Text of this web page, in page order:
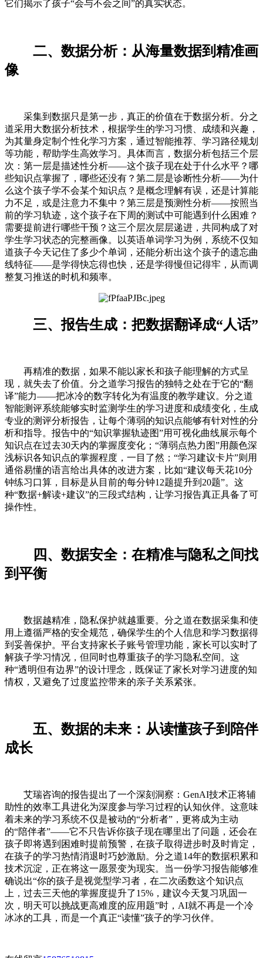
它们揭示了孩子“会与不会之间”的真实状态。
二、数据分析：从海量数据到精准画
像
采集到数据只是第一步，真正的价值在于数据分析。分之
道采用大数据分析技术，根据学生的学习习惯、成绩和兴趣，
为其量身定制个性化学习方案，通过智能推荐、学习路径规划
等功能，帮助学生高效学习。具体而言，数据分析包括三个层
次：第一层是描述性分析——这个孩子现在处于什么水平？哪
些知识点掌握了，哪些还没有？第二层是诊断性分析——为什
么这个孩子学不会某个知识点？是概念理解有误，还是计算能
力不足，或是注意力不集中？第三层是预测性分析——按照当
前的学习轨迹，这个孩子在下周的测试中可能遇到什么困难？
需要提前进行哪些干预？这三个层次层层递进，共同构成了对
学生学习状态的完整画像。以英语单词学习为例，系统不仅知
道孩子今天记住了多少个单词，还能分析出这个孩子的遗忘曲
线特征——是学得快忘得也快，还是学得慢但记得牢，从而调
整复习推送的时机和频率。
三、报告生成：把数据翻译成“人话”
再精准的数据，如果不能以家长和孩子能理解的方式呈
现，就失去了价值。分之道学习报告的独特之处在于它的“翻
译”能力——把冰冷的数字转化为有温度的教学建议。分之道
智能测评系统能够实时监测学生的学习进度和成绩变化，生成
专业的测评分析报告，让每个薄弱的知识点能够有针对性的分
析和指导。报告中的“知识掌握轨迹图”用可视化曲线展示每个
知识点在过去30天内的掌握度变化；“薄弱点热力图”用颜色深
浅标识各知识点的掌握程度，一目了然；“学习建议卡片”则用
通俗易懂的语言给出具体的改进方案，比如“建议每天花10分
钟练习口算，目标是从目前的每分钟12题提升到20题”。这
种“数据+解读+建议”的三段式结构，让学习报告真正具备了可
操作性。
四、数据安全：在精准与隐私之间找
到平衡
数据越精准，隐私保护就越重要。分之道在数据采集和使
用上遵循严格的安全规范，确保学生的个人信息和学习数据得
到妥善保护。平台支持家长子账号管理功能，家长可以实时了
解孩子学习情况，但同时也尊重孩子的学习隐私空间。这
种“透明但有边界”的设计理念，既保证了家长对学习进度的知
情权，又避免了过度监控带来的亲子关系紧张。
五、数据的未来：从读懂孩子到陪伴
成长
艾瑞咨询的报告提出了一个深刻洞察：GenAI技术正将辅
助性的效率工具进化为深度参与学习过程的认知伙伴。这意味
着未来的学习系统不仅是被动的“分析者”，更将成为主动
的“陪伴者”——它不只告诉你孩子现在哪里出了问题，还会在
孩子即将遇到困难时提前预警，在孩子取得进步时及时肯定，
在孩子的学习热情消退时巧妙激励。分之道14年的数据积累和
技术沉淀，正在将这一愿景变为现实。当一份学习报告能够准
确说出“你的孩子是视觉型学习者，在二次函数这个知识点
上，过去三天他的掌握度提升了15%，建议今天复习巩固一
次，明天可以挑战更高难度的应用题”时，AI就不再是一个冷
冰冰的工具，而是一个真正“读懂”孩子的学习伙伴。